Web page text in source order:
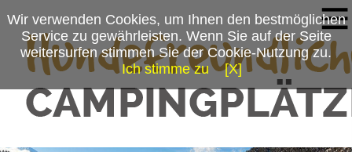
Wir verwenden Cookies, um Ihnen den bestmöglichen
Service zu gewährleisten. Wenn Sie auf der Seite
weitersurfen stimmen Sie der Cookie-Nutzung zu.
Ich stimme zu
[X]